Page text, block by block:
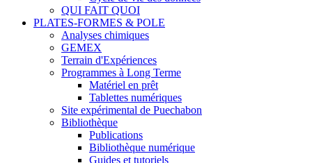
QUI FAIT QUOI
PLATES-FORMES & POLE
Analyses chimiques
GEMEX
Terrain d'Expériences
Programmes à Long Terme
Matériel en prêt
Tablettes numériques
Site expérimental de Puechabon
Bibliothèque
Publications
Bibliothèque numérique
Guides et tutoriels